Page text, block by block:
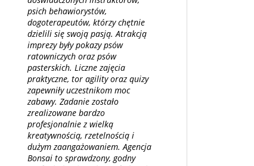
psich behawiorystów,
dogoterapeutów, którzy chętnie
dzielili się swoją pasją. Atrakcją
imprezy były pokazy psów
ratowniczych oraz psów
pasterskich. Liczne zajęcia
praktyczne, tor agility oraz quizy
zapewniły uczestnikom moc
zabawy. Zadanie zostało
zrealizowane bardzo
profesjonalnie z wielką
kreatywnością, rzetelnością i
dużym zaangażowaniem. Agencja
Bonsai to sprawdzony, godny